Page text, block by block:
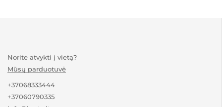
Norite atvykti į vietą?
Mūsų parduotuvė
+37068333444
+37060790335